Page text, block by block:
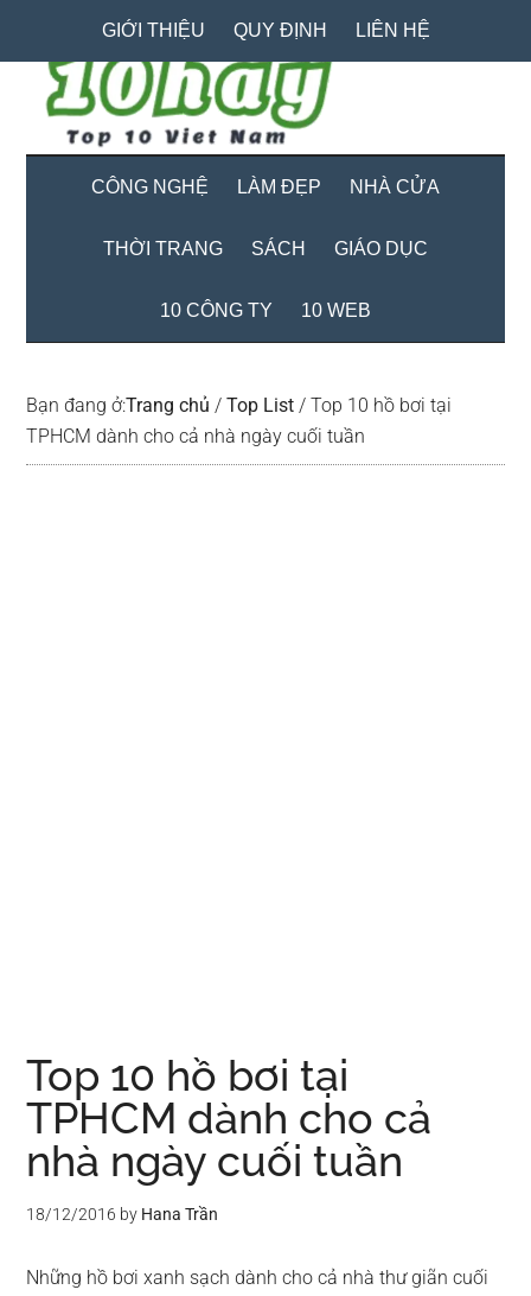
content
secondary
menu
primary
sidebar
GIỚI THIỆU QUY ĐỊNH LIÊN HỆ
CÔNG NGHỆ LÀM ĐẸP NHÀ CỬA
THỜI TRANG SÁCH GIÁO DỤC
10 CÔNG TY 10 WEB
Bạn đang ở:Trang chủ / Top List / Top 10 hồ bơi tại
TPHCM dành cho cả nhà ngày cuối tuần
Top 10 hồ bơi tại
TPHCM dành cho cả
nhà ngày cuối tuần
18/12/2016 by Hana Trần
Những hồ bơi xanh sạch dành cho cả nhà thư giãn cuối